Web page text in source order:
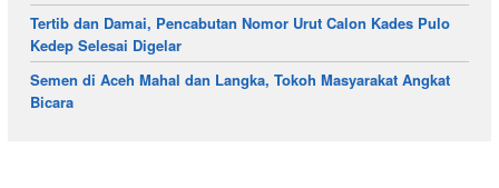
Tertib dan Damai, Pencabutan Nomor Urut Calon Kades Pulo
Kedep Selesai Digelar
Semen di Aceh Mahal dan Langka, Tokoh Masyarakat Angkat
Bicara